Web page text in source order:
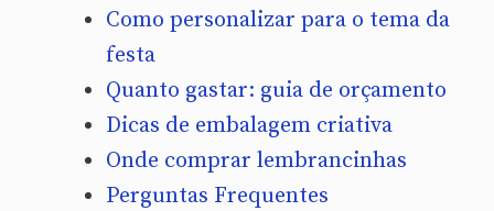
Como personalizar para o tema da
festa
Quanto gastar: guia de orçamento
Dicas de embalagem criativa
Onde comprar lembrancinhas
Perguntas Frequentes